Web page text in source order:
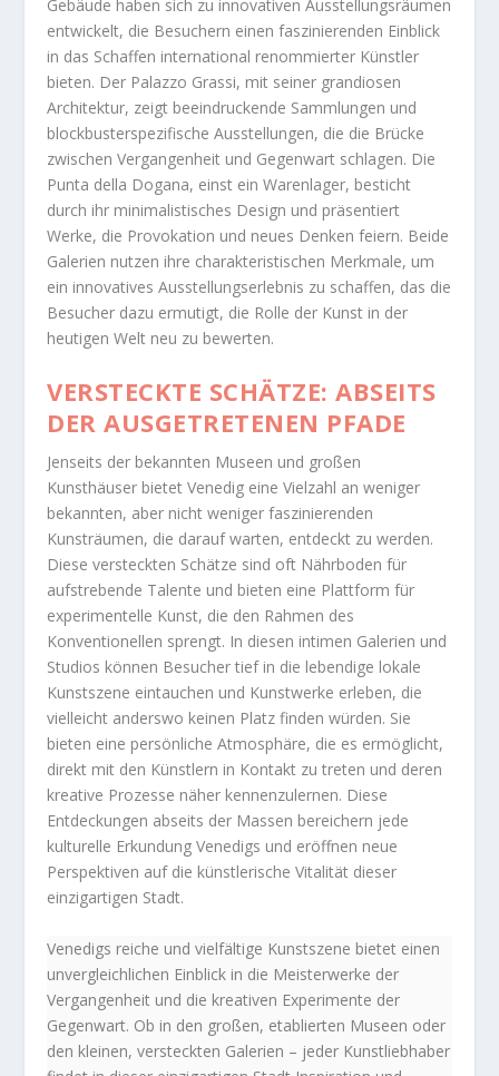
Gebäude haben sich zu innovativen Ausstellungsräumen
entwickelt, die Besuchern einen faszinierenden Einblick
in das Schaffen international renommierter Künstler
bieten. Der Palazzo Grassi, mit seiner grandiosen
Architektur, zeigt beeindruckende Sammlungen und
blockbusterspezifische Ausstellungen, die die Brücke
zwischen Vergangenheit und Gegenwart schlagen. Die
Punta della Dogana, einst ein Warenlager, besticht
durch ihr minimalistisches Design und präsentiert
Werke, die Provokation und neues Denken feiern. Beide
Galerien nutzen ihre charakteristischen Merkmale, um
ein innovatives Ausstellungserlebnis zu schaffen, das die
Besucher dazu ermutigt, die Rolle der Kunst in der
heutigen Welt neu zu bewerten.
VERSTECKTE SCHÄTZE: ABSEITS
DER AUSGETRETENEN PFADE
Jenseits der bekannten Museen und großen
Kunsthäuser bietet Venedig eine Vielzahl an weniger
bekannten, aber nicht weniger faszinierenden
Kunsträumen, die darauf warten, entdeckt zu werden.
Diese versteckten Schätze sind oft Nährboden für
aufstrebende Talente und bieten eine Plattform für
experimentelle Kunst, die den Rahmen des
Konventionellen sprengt. In diesen intimen Galerien und
Studios können Besucher tief in die lebendige lokale
Kunstszene eintauchen und Kunstwerke erleben, die
vielleicht anderswo keinen Platz finden würden. Sie
bieten eine persönliche Atmosphäre, die es ermöglicht,
direkt mit den Künstlern in Kontakt zu treten und deren
kreative Prozesse näher kennenzulernen. Diese
Entdeckungen abseits der Massen bereichern jede
kulturelle Erkundung Venedigs und eröffnen neue
Perspektiven auf die künstlerische Vitalität dieser
einzigartigen Stadt.
Venedigs reiche und vielfältige Kunstszene bietet einen
unvergleichlichen Einblick in die Meisterwerke der
Vergangenheit und die kreativen Experimente der
Gegenwart. Ob in den großen, etablierten Museen oder
den kleinen, versteckten Galerien – jeder Kunstliebhaber